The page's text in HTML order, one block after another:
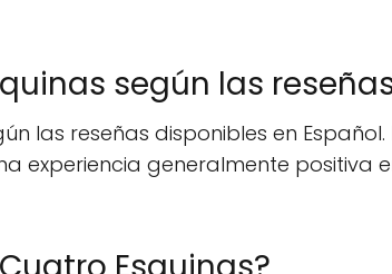
según las
las reseñas disponibles en
experiencia generalmente positiva